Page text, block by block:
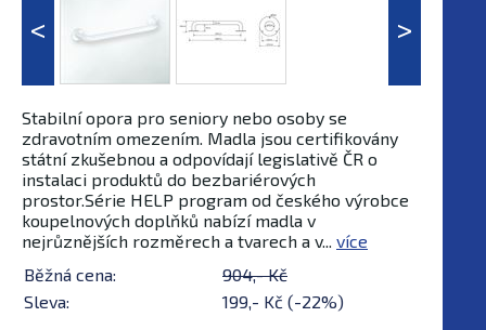
Stabilní opora pro seniory nebo osoby se
zdravotním omezením. Madla jsou certifikovány
státní zkušebnou a odpovídají legislativě ČR o
instalaci produktů do bezbariérových
prostor.Série HELP program od českého výrobce
koupelnových doplňků nabízí madla v
nejrůznějších rozměrech a tvarech a v... více
Běžná cena:
904,- Kč
Sleva:
199,- Kč (-22%)